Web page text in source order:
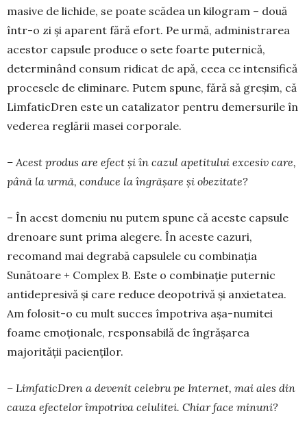
ma­sive de lichide, se poate scădea un kilogram – două
într-o zi și aparent fără efort. Pe urmă, administrarea
acestor capsule pro­duce o sete foarte puternică,
determinând consum ridicat de apă, ceea ce intensifică
procesele de eli­minare. Putem spune, fără să greșim, că
Limfa­ticDren este un catalizator pentru demersurile în
vederea reglării masei corporale.
– Acest produs are efect și în cazul apetitului excesiv care,
până la urmă, conduce la îngrășare și obezitate?
– În acest domeniu nu putem spune că aceste capsule
drenoare sunt prima alegere. În aceste ca­zuri,
recomand mai degrabă capsulele cu combina­ția
Sunătoare + Complex B. Este o combinație pu­ter­nic
antidepresivă și care reduce deopotrivă și anxietatea.
Am folosit-o cu mult succes împotriva așa-numitei
foame emoționale, responsabilă de îngrășarea
majorității pacienților.
– LimfaticDren a devenit celebru pe Internet, mai ales din
cauza efectelor împotriva celulitei. Chiar face minuni?